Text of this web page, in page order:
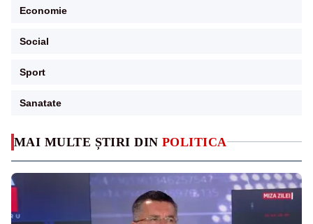
MAI MULTE ȘTIRI DIN POLITICA
Economie
Social
Sport
Sanatate